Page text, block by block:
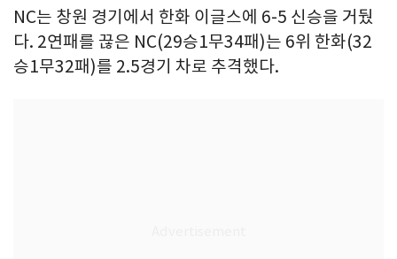
NC는 창원 경기에서 한화 이글스에 6-5 신승을 거뒀
다. 2연패를 끊은 NC(29승1무34패)는 6위 한화(32
승1무32패)를 2.5경기 차로 추격했다.